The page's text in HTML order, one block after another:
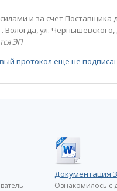
и за счет Поставщика
Вологда, ул. Чернышевского,
ЭП
протокол еще не
Документация
Ознакомилось с